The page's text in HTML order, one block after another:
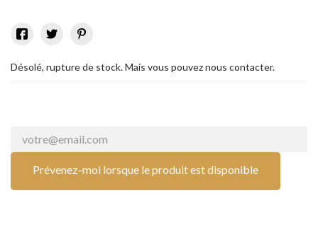
Désolé, rupture de stock. Mais vous pouvez nous contacter.
Prévenez-moi lorsque le produit est disponible